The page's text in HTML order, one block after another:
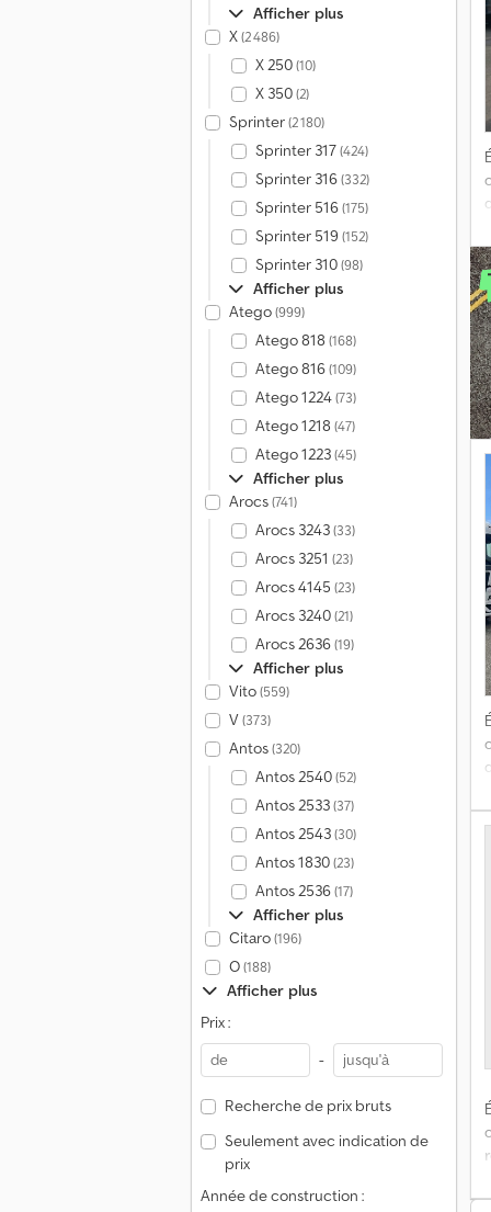
Afficher plus
X(2 486)
X 250(10)
X 350(2)
Sprinter(2 180)
Sprinter 317(424)
Sprinter 316(332)
Sprinter 516(175)
Sprinter 519 (152)
Sprinter 310(98)
Afficher plus
Atego(999)
Atego 818 (168)
Atego 816(109)
Atego 1224(73)
Atego 1218 (47)
Atego 1223(45)
Afficher plus
Arocs(741)
Arocs 3243(33)
Arocs 3251 (23)
Arocs 4145 (23)
Arocs 3240(21)
Arocs 2636(19)
Afficher plus
Vito(559)
V(373)
Antos(320)
Antos 2540(52)
Antos 2533(37)
Antos 2543(30)
Antos 1830(23)
Antos 2536(17)
Afficher plus
Citaro(196)
O(188)
Afficher plus
Prix :
-
Recherche de prix bruts
Seulement avec indication de
prix
Année de construction :
|